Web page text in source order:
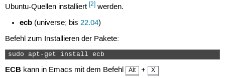
Ubuntu-Quellen installiert [2]werden.
ecb (universe; bis22.04)
Befehl zum Installieren der Pakete:
sudo apt-get install ecb
ECBkann in Emacs mit dem Befehl Alt + X